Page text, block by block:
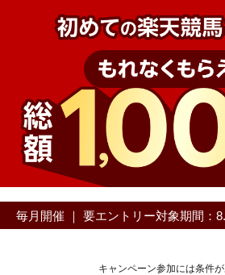
毎月開催 ｜ 要エントリー対象期間：
キャンペーン参加には条件